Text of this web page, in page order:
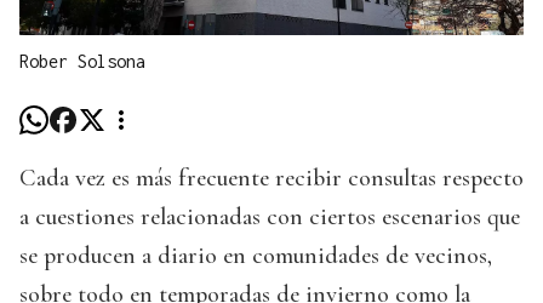
Rober Solsona
Cada vez es más frecuente recibir consultas respecto
a cuestiones relacionadas con ciertos escenarios que
se producen a diario en comunidades de vecinos,
sobre todo en temporadas de invierno como la